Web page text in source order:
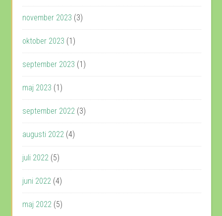
november 2023 (3)
oktober 2023 (1)
september 2023 (1)
maj 2023 (1)
september 2022 (3)
augusti 2022 (4)
juli 2022 (5)
juni 2022 (4)
maj 2022 (5)